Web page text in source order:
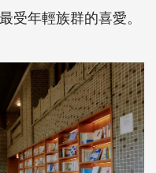
受年輕族群的喜愛。